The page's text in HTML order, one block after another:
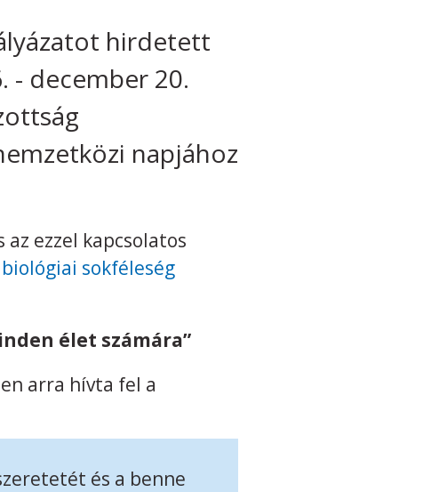
hirdetett
- december 20.
napjához
ezzel kapcsolatos
sokféleség
élet számára”
arra hívta fel a
és a benne